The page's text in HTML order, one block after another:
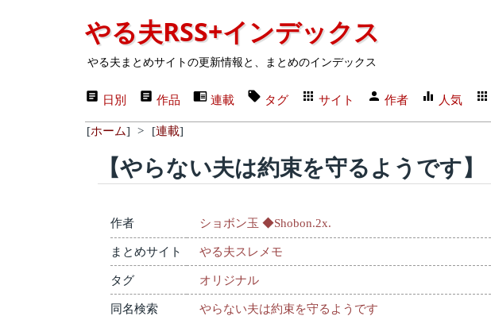
やる夫RSS+インデックス
やる夫まとめサイトの更新情報と、まとめのインデックス
日別 作品 連載 タグ サイト 作者 人気
[ホーム] > [連載]
【やらない夫は約束を守るようです】
作者 ショボン玉 ◆Shobon.2x.
まとめサイト やる夫スレメモ
タグ オリジナル
同名検索 やらない夫は約束を守るようです